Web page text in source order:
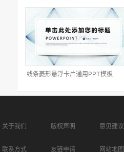
线条菱形悬浮卡片通用PPT模板
关于我们 版权声明 意见建议
联系方式 友链申请 网站地图